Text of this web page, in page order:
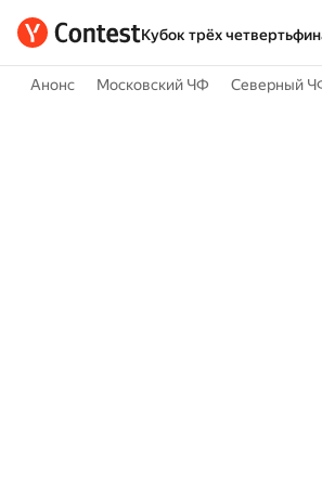
Кубок трёх
Анонс Московский ЧФ Северный